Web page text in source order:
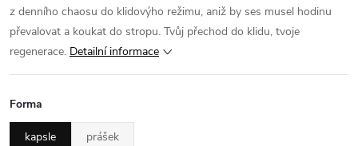
z denního chaosu do klidovýho režimu, aniž by ses musel hodinu
převalovat a koukat do stropu. Tvůj přechod do klidu, tvoje
regenerace. Detailní informace
Forma
kapsle prášek